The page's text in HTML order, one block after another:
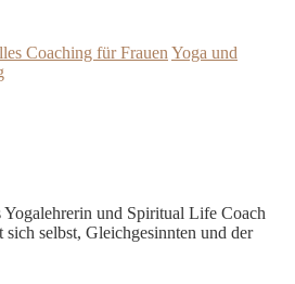
Yoga und
und Spiritual Life Coach
selbst, Gleichgesinnten und der